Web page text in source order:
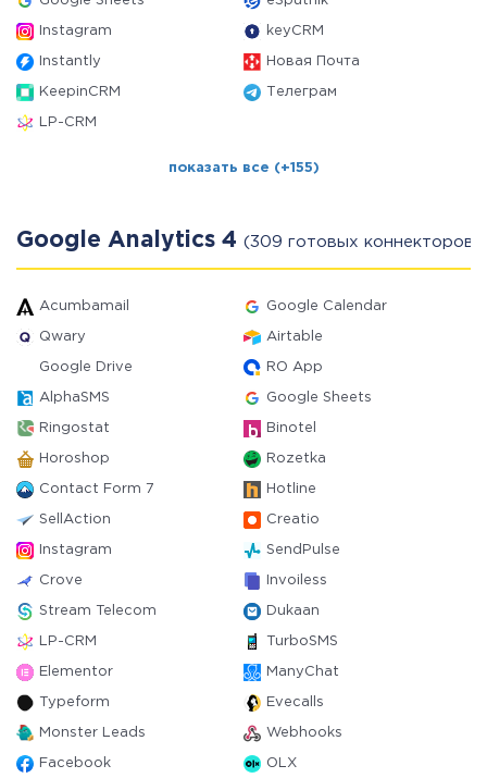
Instagram keyCRM
Instantly Новая Почта
KeepinCRM Телеграм
LP-CRM
показать все (+155)
Google Analytics 4 (309 готовых коннекторов)
Acumbamail Google Calendar
Qwary Airtable
Google Drive RO App
AlphaSMS Google Sheets
Ringostat Binotel
Horoshop Rozetka
Contact Form 7 Hotline
SellAction Creatio
Instagram SendPulse
Crove Invoiless
Stream Telecom Dukaan
LP-CRM TurboSMS
Elementor ManyChat
Typeform Evecalls
Monster Leads Webhooks
Facebook OLX